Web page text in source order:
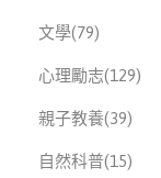
文學此分類有
(79)
心理勵志此分類有
(129)
親子教養此分類有
(39)
自然科普此分類有
(15)